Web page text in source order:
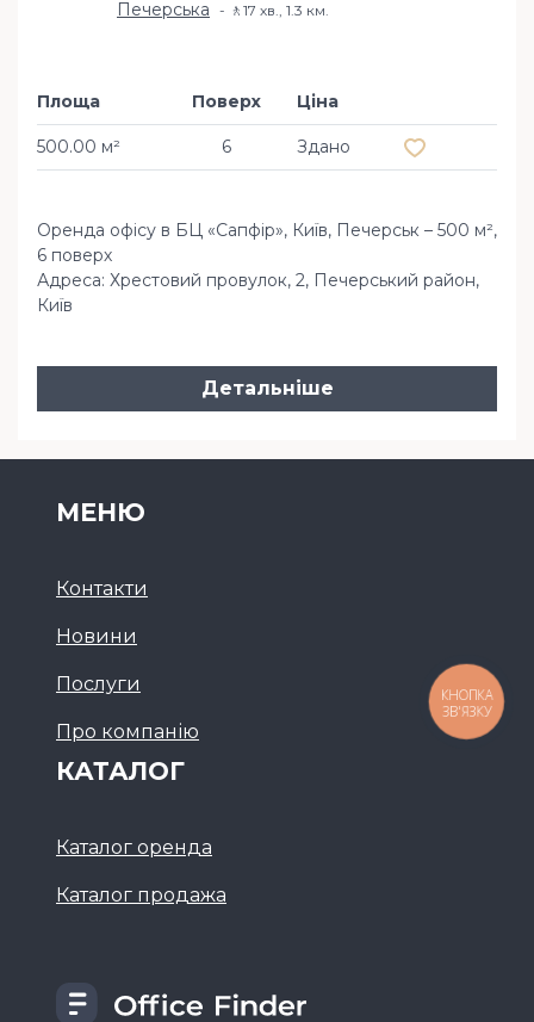
Печерська 🚶17 хв​., 1.3 км.
Площа
500.00 м²
Поверх
6
Ціна
Здано
Оренда офісу в БЦ «Сапфір», Київ, Печерськ – 500 м²,
6 поверх
Адреса: Хрестовий провулок, 2, Печерський район,
Київ
Детальніше
МЕНЮ
Контакти
Новини
Послуги
Про компанію
КАТАЛОГ
Каталог оренда
Каталог продажа
КНОПКА
ЗВ'ЯЗКУ